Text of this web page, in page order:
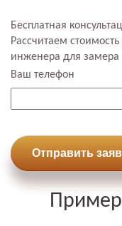
Бесплатная
Рассчитаем
инженера для замера
Ваш телефон
Отправить